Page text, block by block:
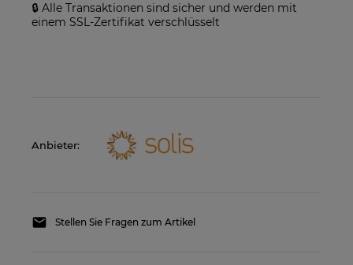
🔒 Alle Transaktionen sind sicher und werden mit
einem SSL-Zertifikat verschlüsselt
Anbieter:
Stellen Sie Fragen zum Artikel